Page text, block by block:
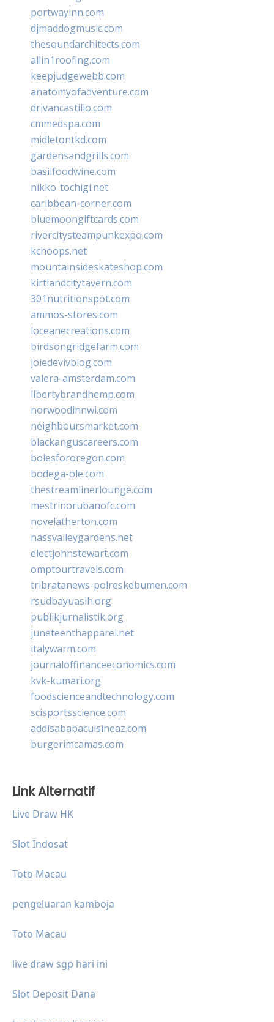
portwayinn.com
djmaddogmusic.com
thesoundarchitects.com
allin1roofing.com
keepjudgewebb.com
anatomyofadventure.com
drivancastillo.com
cmmedspa.com
midletontkd.com
gardensandgrills.com
basilfoodwine.com
nikko-tochigi.net
caribbean-corner.com
bluemoongiftcards.com
rivercitysteampunkexpo.com
kchoops.net
mountainsideskateshop.com
kirtlandcitytavern.com
301nutritionspot.com
ammos-stores.com
loceanecreations.com
birdsongridgefarm.com
joiedevivblog.com
valera-amsterdam.com
libertybrandhemp.com
norwoodinnwi.com
neighboursmarket.com
blackanguscareers.com
bolesfororegon.com
bodega-ole.com
thestreamlinerlounge.com
mestrinorubanofc.com
novelatherton.com
nassvalleygardens.net
electjohnstewart.com
omptourtravels.com
tribratanews-polreskebumen.com
rsudbayuasih.org
publikjurnalistik.org
juneteenthapparel.net
italywarm.com
journaloffinanceeconomics.com
kvk-kumari.org
foodscienceandtechnology.com
scisportsscience.com
addisababacuisineaz.com
burgerimcamas.com
Link Alternatif
Live Draw HK
Slot Indosat
Toto Macau
pengeluaran kamboja
Toto Macau
live draw sgp hari ini
Slot Deposit Dana